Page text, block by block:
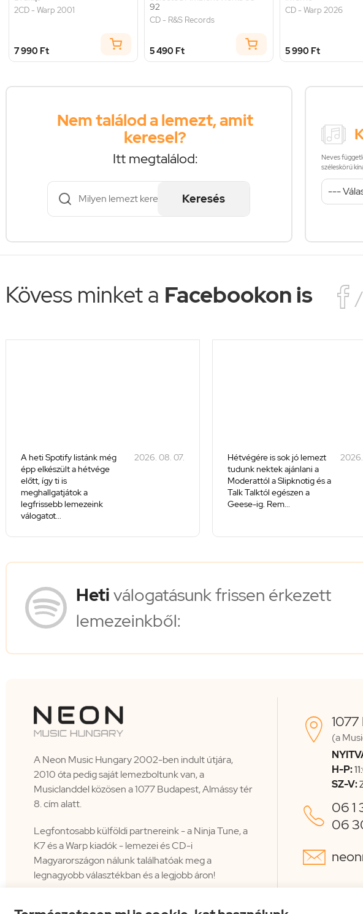
2CD - Warp 2001
7 990 Ft
92
CD - R&S Records
5 490 Ft
CD - Warp 2026
5 990 Ft
Nem találod a lemezt, amit
keresel?
Itt megtalálod:
Keresés
Neves
széleskörű
Kövess minket a Facebookon is 
A heti Spotify listánk még
épp elkészült a hétvége
előtt, így ti is
meghallgatjátok a
legfrissebb lemezeink
válogatot...
2026. 08. 07.
Hétvégére is sok jó lemezt
tudunk nektek ajánlani a
Moderattól a Slipknotig és a
Talk Talktól egészen a
Geese-ig. Rem...
Hetiválogatásunk frissen érkezett
lemezeinkből:
A Neon Music Hungary 2002-ben indult útjára,
2010 óta pedig saját lemezboltunk van, a
Musiclanddel közösen a 1077 Budapest, Almássy tér
8. cím alatt.
Legfontosabb külföldi partnereink - a Ninja Tune, a
K7 és a Warp kiadók - lemezei és CD-i
Magyarországon nálunk találhatóak meg a
legnagyobb választékban és a legjobb áron!

(a
H-P:
SZ-V:
 06 1
06
